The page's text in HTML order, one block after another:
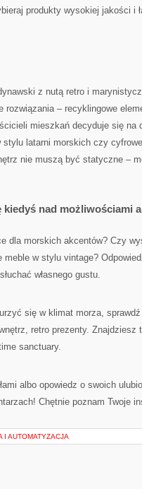
produkty wysokiej jakości i
z nutą retro i
rozwiązania – recyklingowe
mieszkań decyduje się na
stylu latarni morskich czy
nie muszą być statyczne –
kiedyś nad możliwościami
dla morskich akcentów? Czy
meble w stylu vintage?
własnego gustu.
się w klimat morza,
retro prezenty.
sanctuary.
albo opowiedz o swoich
Chętnie poznam Twoje
I AUTOMATYZACJA